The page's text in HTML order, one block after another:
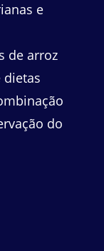
e
de arroz
dietas
do